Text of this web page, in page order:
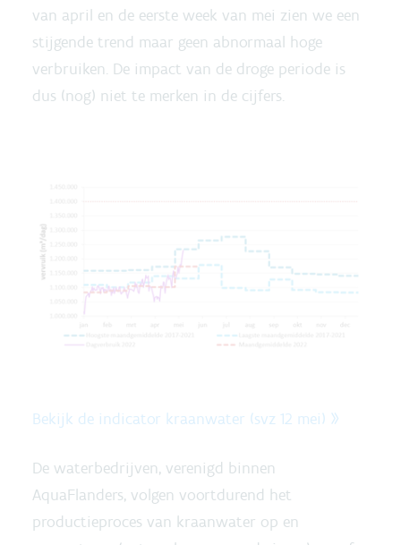
van april en de eerste week van mei zien we een
stijgende trend maar geen abnormaal hoge
verbruiken. De impact van de droge periode is
dus (nog) niet te merken in de cijfers.
Bekijk de indicator kraanwater (svz 12 mei) »
De waterbedrijven, verenigd binnen
AquaFlanders, volgen voortdurend het
productieproces van kraanwater op en